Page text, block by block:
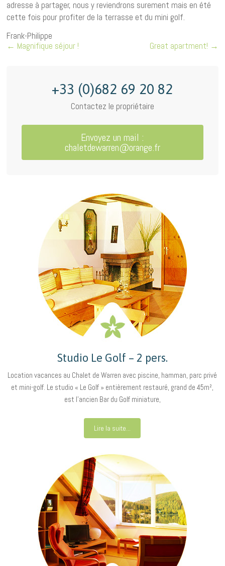
adresse à partager, nous y reviendrons surement mais en été
cette fois pour profiter de la terrasse et du mini golf.
Frank-Philippe
← Magnifique séjour ! Great apartment! →
+33 (0)682 69 20 82
Contactez le propriétaire
Envoyez un mail :
chaletdewarren@orange.fr
Studio Le Golf – 2 pers.
Location vacances au Chalet de Warren avec piscine, hamman, parc privé
et mini-golf. Le studio « Le Golf » entièrement restauré, grand de 45m²,
est l’ancien Bar du Golf miniature,
Lire la suite...